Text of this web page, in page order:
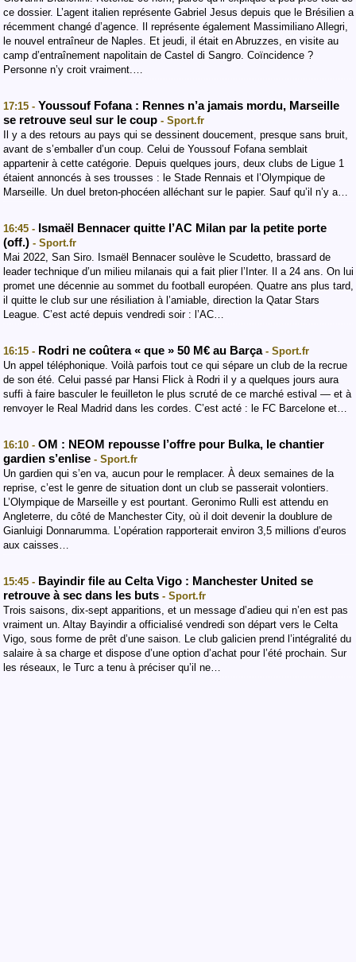
ce dossier. L’agent italien représente Gabriel Jesus depuis que le Brésilien a
récemment changé d’agence. Il représente également Massimiliano Allegri,
le nouvel entraîneur de Naples. Et jeudi, il était en Abruzzes, en visite au
camp d’entraînement napolitain de Castel di Sangro. Coïncidence ?
Personne n’y croit vraiment.…
17:15 - Youssouf Fofana : Rennes n’a jamais mordu, Marseille
se retrouve seul sur le coup - Sport.fr
Il y a des retours au pays qui se dessinent doucement, presque sans bruit,
avant de s’emballer d’un coup. Celui de Youssouf Fofana semblait
appartenir à cette catégorie. Depuis quelques jours, deux clubs de Ligue 1
étaient annoncés à ses trousses : le Stade Rennais et l’Olympique de
Marseille. Un duel breton-phocéen alléchant sur le papier. Sauf qu’il n’y a…
16:45 - Ismaël Bennacer quitte l’AC Milan par la petite porte
(off.) - Sport.fr
Mai 2022, San Siro. Ismaël Bennacer soulève le Scudetto, brassard de
leader technique d’un milieu milanais qui a fait plier l’Inter. Il a 24 ans. On lui
promet une décennie au sommet du football européen. Quatre ans plus tard,
il quitte le club sur une résiliation à l’amiable, direction la Qatar Stars
League. C’est acté depuis vendredi soir : l’AC…
16:15 - Rodri ne coûtera « que » 50 M€ au Barça - Sport.fr
Un appel téléphonique. Voilà parfois tout ce qui sépare un club de la recrue
de son été. Celui passé par Hansi Flick à Rodri il y a quelques jours aura
suffi à faire basculer le feuilleton le plus scruté de ce marché estival — et à
renvoyer le Real Madrid dans les cordes. C’est acté : le FC Barcelone et…
16:10 - OM : NEOM repousse l’offre pour Bulka, le chantier
gardien s’enlise - Sport.fr
Un gardien qui s’en va, aucun pour le remplacer. À deux semaines de la
reprise, c’est le genre de situation dont un club se passerait volontiers.
L’Olympique de Marseille y est pourtant. Geronimo Rulli est attendu en
Angleterre, du côté de Manchester City, où il doit devenir la doublure de
Gianluigi Donnarumma. L’opération rapporterait environ 3,5 millions d’euros
aux caisses…
15:45 - Bayindir file au Celta Vigo : Manchester United se
retrouve à sec dans les buts - Sport.fr
Trois saisons, dix-sept apparitions, et un message d’adieu qui n’en est pas
vraiment un. Altay Bayindir a officialisé vendredi son départ vers le Celta
Vigo, sous forme de prêt d’une saison. Le club galicien prend l’intégralité du
salaire à sa charge et dispose d’une option d’achat pour l’été prochain. Sur
les réseaux, le Turc a tenu à préciser qu’il ne…